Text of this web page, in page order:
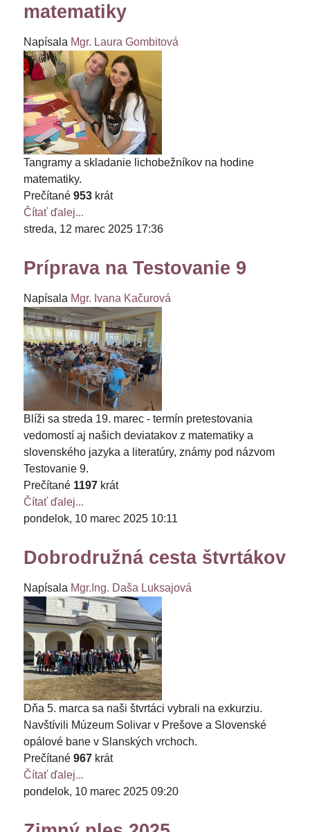
matematiky
Napísala Mgr. Laura Gombitová
Tangramy a skladanie lichobežníkov na hodine
matematiky.
Prečítané 953 krát
Čítať ďalej...
streda, 12 marec 2025 17:36
Príprava na Testovanie 9
Napísala Mgr. Ivana Kačurová
Blíži sa streda 19. marec - termín pretestovania
vedomostí aj našich deviatakov z matematiky a
slovenského jazyka a literatúry, známy pod názvom
Testovanie 9.
Prečítané 1197 krát
Čítať ďalej...
pondelok, 10 marec 2025 10:11
Dobrodružná cesta štvrtákov
Napísala Mgr.Ing. Daša Luksajová
Dňa 5. marca sa naši štvrtáci vybrali na exkurziu.
Navštívili Múzeum Solivar v Prešove a Slovenské
opálové bane v Slanských vrchoch.
Prečítané 967 krát
Čítať ďalej...
pondelok, 10 marec 2025 09:20